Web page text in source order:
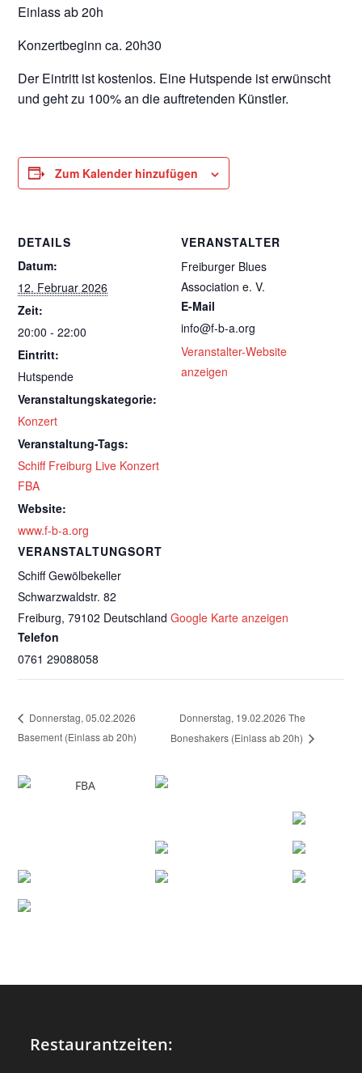
Einlass ab 20h
Konzertbeginn ca. 20h30
Der Eintritt ist kostenlos. Eine Hutspende ist erwünscht
und geht zu 100% an die auftretenden Künstler.
Zum Kalender hinzufügen
DETAILS
Datum:
12. Februar 2026
Zeit:
20:00 - 22:00
Eintritt:
Hutspende
Veranstaltungskategorie:
Konzert
Veranstaltung-Tags:
Schiff Freiburg Live Konzert
FBA
Website:
www.f-b-a.org
VERANSTALTUNGSORT
Schiff Gewölbekeller
Schwarzwaldstr. 82
Freiburg, 79102 Deutschland Google Karte anzeigen
Telefon
0761 29088058
VERANSTALTER
Freiburger Blues
Association e. V.
E-Mail
info@f-b-a.org
Veranstalter-Website
anzeigen
Donnerstag, 05.02.2026
Basement (Einlass ab 20h)
Donnerstag, 19.02.2026 The
Boneshakers (Einlass ab 20h)
Restaurantzeiten: